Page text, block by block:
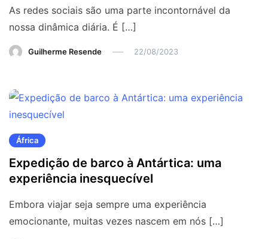
As redes sociais são uma parte incontornável da
nossa dinâmica diária. É […]
Guilherme Resende 22/08/2023
África
Expedição de barco à Antártica: uma
experiência inesquecível
Embora viajar seja sempre uma experiência
emocionante, muitas vezes nascem em nós […]